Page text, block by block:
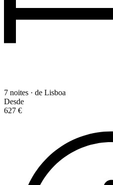
7 noites · de Lisboa
Desde
627 €